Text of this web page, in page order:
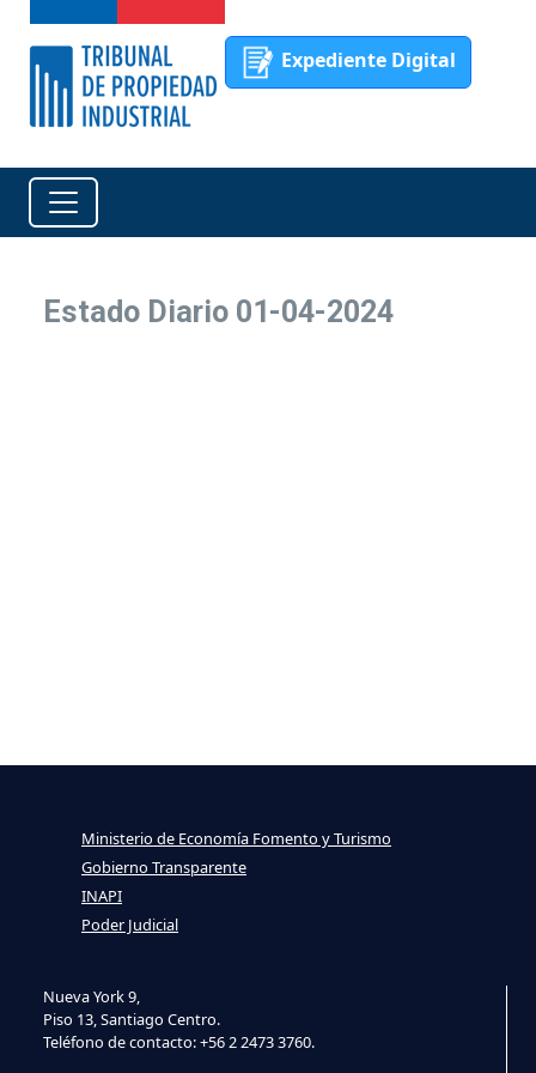
Expediente Digital
Estado Diario 01-04-2024
Nueva York 9,
Piso 13, Santiago Centro.
Teléfono de contacto: +56 2 2473 3760.
Ministerio de Economía Fomento y Turismo
Gobierno Transparente
INAPI
Poder Judicial